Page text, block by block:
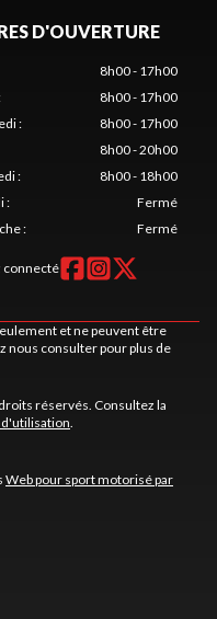
D'OUVERTURE
8h00 - 17h00
8h00 - 17h00
:
8h00 - 17h00
8h00 - 20h00
:
8h00 - 18h00
:
Fermé
: Fermé
connecté
et ne peuvent être
nous consulter pour plus de
réservés. Consultez la
.
Web pour sport motorisé par